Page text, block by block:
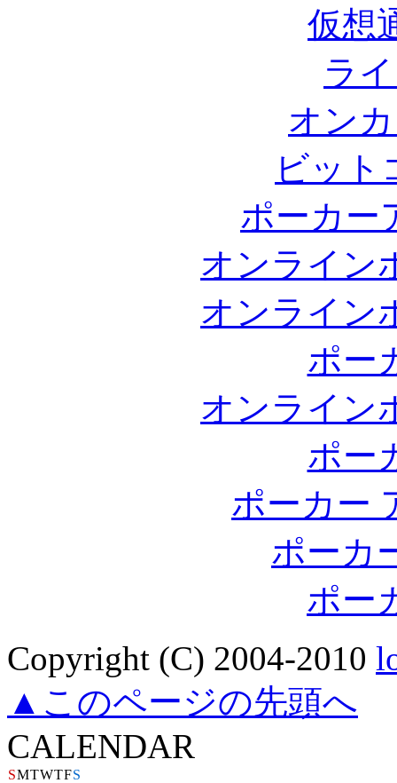
仮想
ラ
オン
ビット
ポーカー
オンライン
オンライン
ポー
オンライン
ポー
ポーカー
ポーカ
ポー
Copyright (C) 2004-2010
▲このページの先頭へ
CALENDAR
SMTWTFS